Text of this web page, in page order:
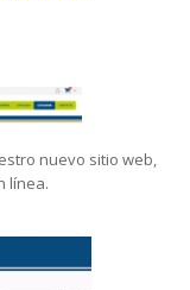
nuevo sitio web,
línea.